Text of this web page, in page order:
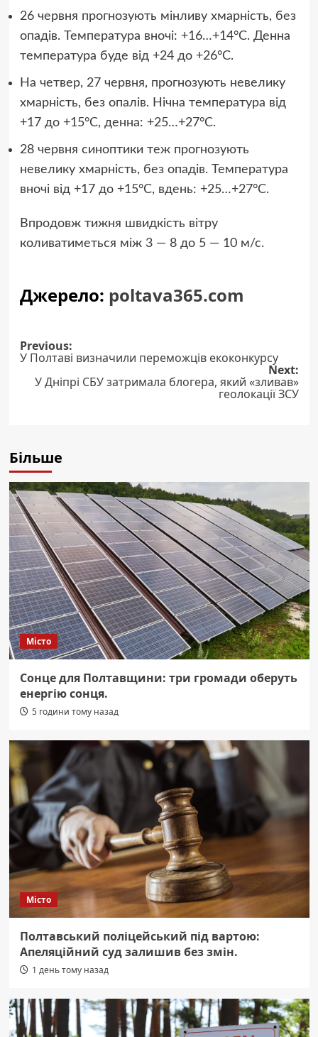
26 червня прогнозують мінливу хмарність, без
опадів. Температура вночі: +16…+14°C. Денна
температура буде від +24 до +26°C.
На четвер, 27 червня, прогнозують невелику
хмарність, без опалів. Нічна температура від
+17 до +15°C, денна: +25…+27°C.
28 червня синоптики теж прогнозують
невелику хмарність, без опадів. Температура
вночі від +17 до +15°C, вдень: +25…+27°C.
Впродовж тижня швидкість вітру
коливатиметься між 3 — 8 до 5 — 10 м/с.
Джерело: poltava365.com
Post
navigation
Previous:
У Полтаві визначили переможців екоконкурсу
Next:
У Дніпрі СБУ затримала блогера, який «зливав»
геолокації ЗСУ
Більше
Місто
Сонце для Полтавщини: три громади оберуть
енергію сонця.
5 години тому назад
Місто
Полтавський поліцейський під вартою:
Апеляційний суд залишив без змін.
1 день тому назад